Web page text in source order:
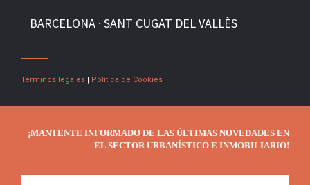
BARCELONA · SANT CUGAT DEL VALLÈS
Términos legales | Política de Cookies
¡MANTENTE INFORMADO DE LAS ÚLTIMAS NOVEDADES EN
EL SECTOR URBANÍSTICO E INMOBILIARIO!